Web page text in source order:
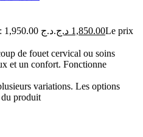
Le prix initial était : 1,950.00 د.ج. 1,850.00 د.ج
Le prix
de fouet cervical ou soins
et un confort. Fonctionne
variations. Les options
du produit